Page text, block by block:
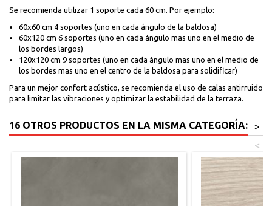
Se recomienda utilizar 1 soporte cada 60 cm. Por ejemplo:
60x60 cm 4 soportes (uno en cada ángulo de la baldosa)
60x120 cm 6 soportes (uno en cada ángulo mas uno en el medio de
los bordes largos)
120x120 cm 9 soportes (uno en cada ángulo mas uno en el medio de
los bordes mas uno en el centro de la baldosa para solidificar)
Para un mejor confort acústico, se recomienda el uso de calas antirruido
para limitar las vibraciones y optimizar la estabilidad de la terraza.
16 OTROS PRODUCTOS EN LA MISMA CATEGORÍA:
>
<